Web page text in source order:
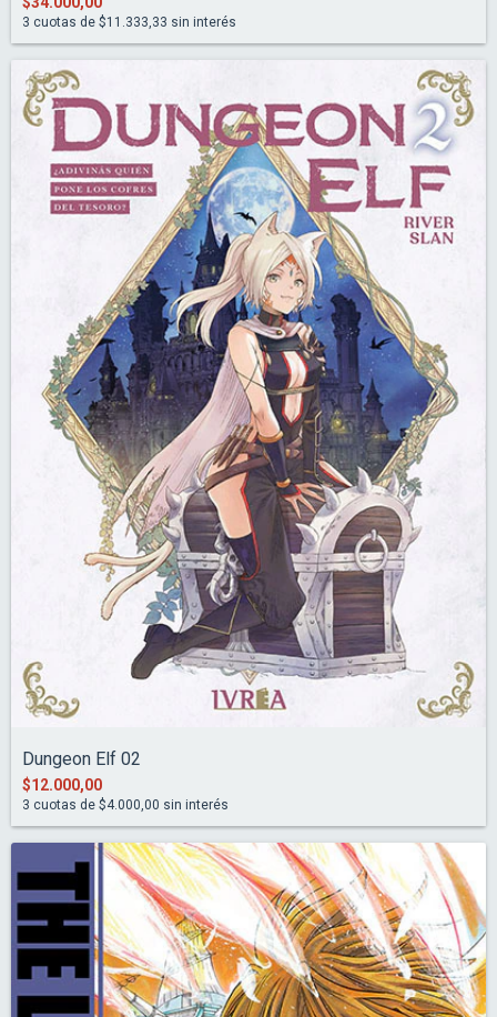
3 cuotas de $11.333,33 sin interés
Dungeon Elf 02
$12.000,00
3 cuotas de $4.000,00 sin interés